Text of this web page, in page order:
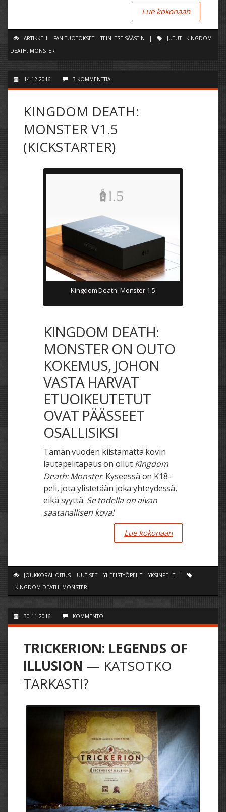
Lue kokonaan
ARTIKKELI FANITUOTOKSET TEIN-ITSE-SÄÄSTIN | JUTUT
KINGDOM
DEATH: MONSTER
14.12.2016 3 KOMMENTTIA
KINGDOM DEATH:
MONSTER V1.5
(KICKSTARTER)
Kingdom Death: Monster 1.5
KINGDOM DEATH:
MONSTER ON OUTO
KOKEMUS, JOHON
VASTA HARVAT
ETUOIKEUTETUT
OVAT PÄÄSSEET
OSALLISIKSI
Tämän vuoden kiistämättä kovin
lautapelitapaus on ollut Kingdom
Death: Monster. Kyseessä on K18-
peli, jota ylistetään joka yhteydessä,
eikä syyttä. Se todella on aivan
saatanallisen kova!
Lue kokonaan
JOUKKORAHOITUS UUTISET YHTEISTYÖPELIT YKSINPELIT
|
KINGDOM DEATH: MONSTER
30.11.2016 KOMMENTOI
TRICKERION: LEGENDS OF
ILLUSION — KATSOTKO
TARKASTI?